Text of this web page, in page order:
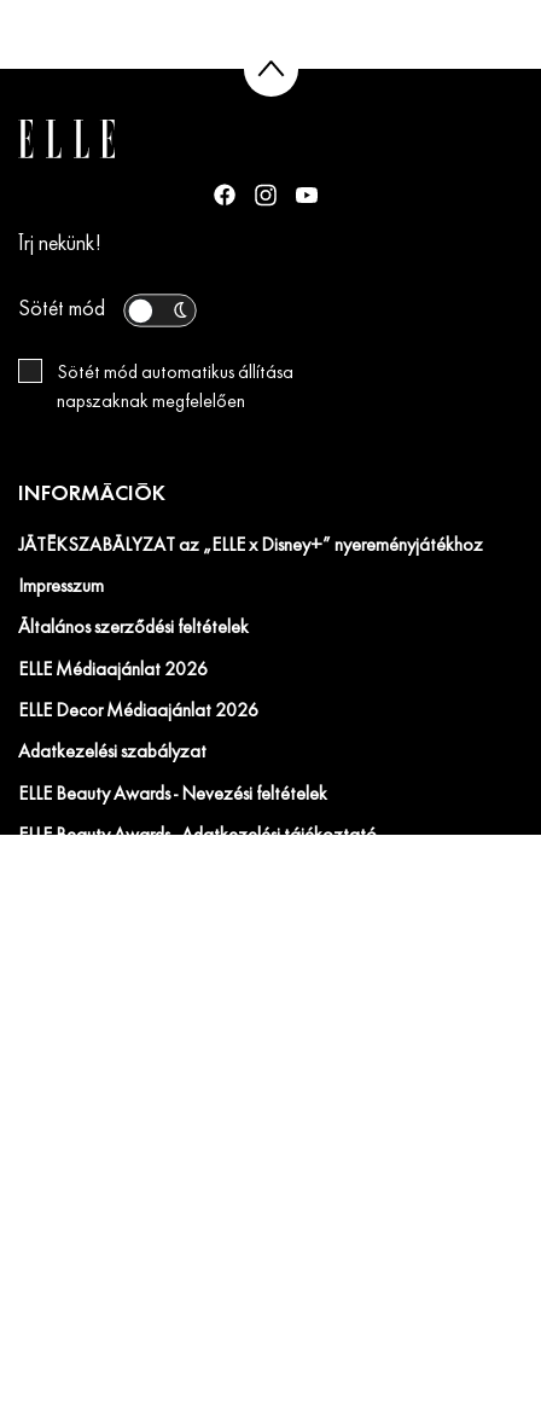
Írj nekünk!
Sötét mód
Sötét mód automatikus állítása
napszaknak megfelelően
INFORMÁCIÓK
JÁTÉKSZABÁLYZAT az „ELLE x Disney+” nyereményjátékhoz
Impresszum
Általános szerződési feltételek
ELLE Médiaajánlat 2026
ELLE Decor Médiaajánlat 2026
Adatkezelési szabályzat
ELLE Beauty Awards - Nevezési feltételek
ELLE Beauty Awards - Adatkezelési tájékoztató.